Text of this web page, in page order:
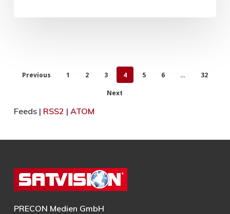
Previous 1 2 3 4 5 6 … 32
Next
Feeds | RSS2 | ATOM
PRECON Medien GmbH